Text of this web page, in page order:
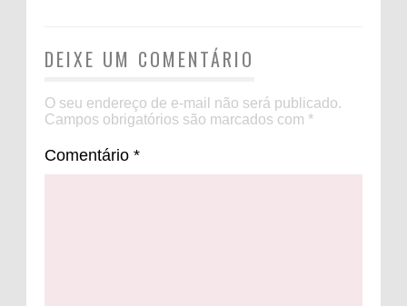
DEIXE UM COMENTÁRIO
O seu endereço de e-mail não será publicado.
Campos obrigatórios são marcados com *
Comentário *